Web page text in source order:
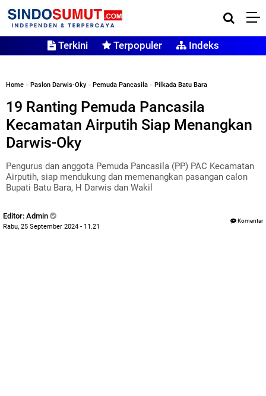
Terkini Terpopuler Indeks
Home » Paslon Darwis-Oky» Pemuda Pancasila » Pilkada Batu Bara
19 Ranting Pemuda Pancasila
Kecamatan Airputih Siap Menangkan
Darwis-Oky
Pengurus dan anggota Pemuda Pancasila (PP) PAC Kecamatan
Airputih, siap mendukung dan memenangkan pasangan calon
Bupati Batu Bara, H Darwis dan Wakil
Editor: Admin
Rabu, 25 September 2024 - 11.21
Komentar